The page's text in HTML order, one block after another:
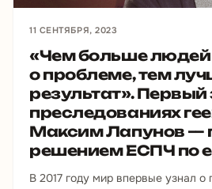
11 СЕНТЯБРЯ, 2023
«Чем больше
о проблеме, тем
результат». Первый
преследованиях
Максим Лапунов —
решением ЕСПЧ по
В 2017 году мир впервые узнал о